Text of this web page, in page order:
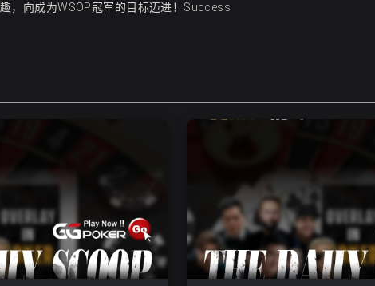
，向成为WSOP冠军的目标迈进！Success